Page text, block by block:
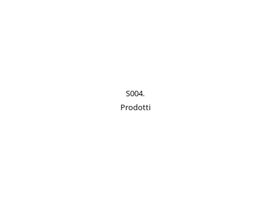
S004.
Prodotti